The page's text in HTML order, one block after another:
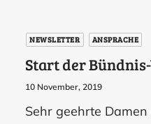
NEWSLETTER ANSPRACHE
Start der
10 November, 2019
Sehr geehrte